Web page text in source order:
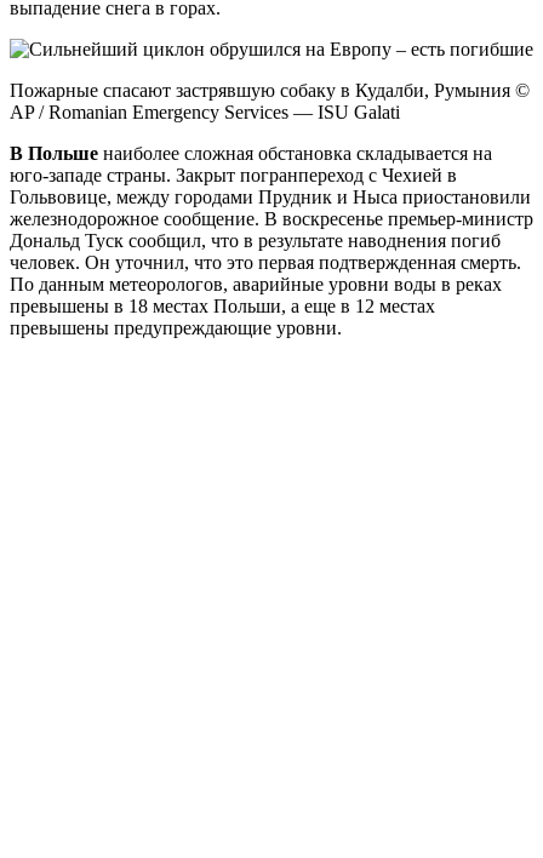
выпадение снега в горах.
Пожарные спасают застрявшую собаку в Кудалби, Румыния ©
AP / Romanian Emergency Services — ISU Galati
В Польше наиболее сложная обстановка складывается на
юго-западе страны. Закрыт погранпереход с Чехией в
Гольвовице, между городами Прудник и Ныса приостановили
железнодорожное сообщение. В воскресенье премьер-министр
Дональд Туск сообщил, что в результате наводнения погиб
человек. Он уточнил, что это первая подтвержденная смерть.
По данным метеорологов, аварийные уровни воды в реках
превышены в 18 местах Польши, а еще в 12 местах
превышены предупреждающие уровни.